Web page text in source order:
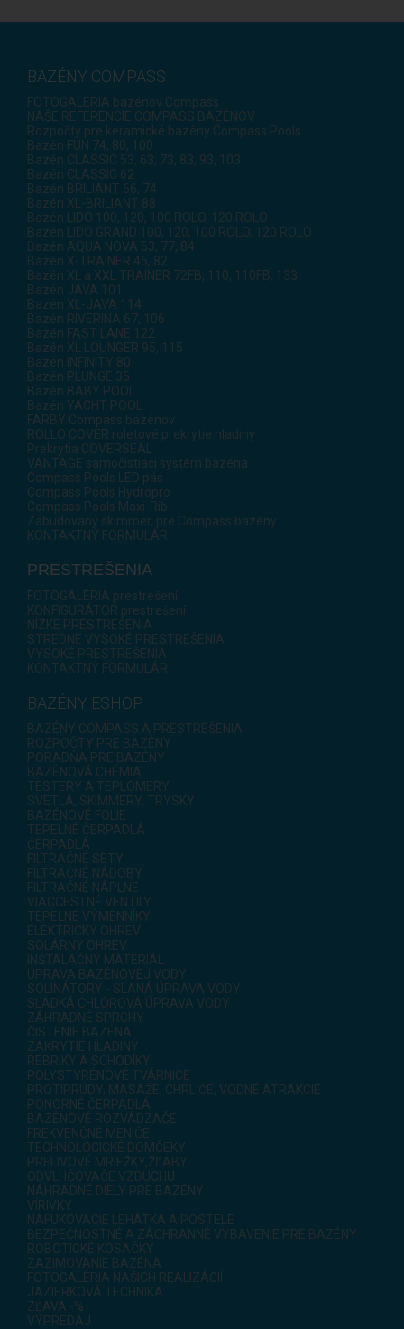
BAZÉNY COMPASS
FOTOGALÉRIA bazénov Compass
NAŠE REFERENCIE COMPASS BAZÉNOV
Rozpočty pre keramické bazény Compass Pools
Bazén FUN 74, 80, 100
Bazén CLASSIC 53, 63, 73, 83, 93, 103
Bazén CLASSIC 62
Bazén BRILIANT 66, 74
Bazén XL-BRILIANT 88
Bazén LIDO 100, 120, 100 ROLO, 120 ROLO
Bazén LIDO GRAND 100, 120, 100 ROLO, 120 ROLO
Bazén AQUA NOVA 53, 77, 84
Bazén X-TRAINER 45, 82
Bazén XL a XXL TRAINER 72FB, 110, 110FB, 133
Bazén JAVA 101
Bazén XL-JAVA 114
Bazén RIVERINA 67, 106
Bazén FAST LANE 122
Bazén XL LOUNGER 95, 115
Bazén INFINITY 80
Bazén PLUNGE 35
Bazén BABY POOL
Bazén YACHT POOL
FARBY Compass bazénov
ROLLO COVER roletové prekrytie hladiny
Prekrytia COVERSEAL
VANTAGE samočistiaci systém bazéna
Compass Pools LED pás
Compass Pools Hydropro
Compass Pools Maxi-Rib
Zabudovaný skimmer, pre Compass bazény
KONTAKTNÝ FORMULÁR
PRESTREŠENIA
FOTOGALÉRIA prestrešení
KONFIGURÁTOR prestrešení
NÍZKE PRESTREŠENIA
STREDNE VYSOKÉ PRESTREŠENIA
VYSOKÉ PRESTREŠENIA
KONTAKTNÝ FORMULÁR
BAZÉNY ESHOP
BAZÉNY COMPASS A PRESTREŠENIA
ROZPOČTY PRE BAZÉNY
PORADŇA PRE BAZÉNY
BAZÉNOVÁ CHÉMIA
TESTERY A TEPLOMERY
SVETLÁ, SKIMMERY, TRYSKY
BAZÉNOVÉ FÓLIE
TEPELNÉ ČERPADLÁ
ČERPADLÁ
FILTRAČNÉ SETY
FILTRAČNÉ NÁDOBY
FILTRAČNÉ NÁPLNE
VIACCESTNÉ VENTILY
TEPELNÉ VÝMENNÍKY
ELEKTRICKÝ OHREV
SOLÁRNY OHREV
INŠTALAČNÝ MATERIÁL
ÚPRAVA BAZÉNOVEJ VODY
SOLINÁTORY - SLANÁ ÚPRAVA VODY
SLADKÁ CHLÓROVÁ ÚPRAVA VODY
ZÁHRADNÉ SPRCHY
ČISTENIE BAZÉNA
ZAKRYTIE HLADINY
REBRÍKY A SCHODÍKY
POLYSTYRÉNOVÉ TVÁRNICE
PROTIPRÚDY, MASÁŽE, CHRLIČE, VODNÉ ATRAKCIE
PONORNÉ ČERPADLÁ
BAZÉNOVÉ ROZVÁDZAČE
FREKVENČNÉ MENIČE
TECHNOLOGICKÉ DOMČEKY
PRELIVOVÉ MRIEŽKY,ŽĽABY
ODVLHČOVAČE VZDUCHU
NÁHRADNÉ DIELY PRE BAZÉNY
VÍRIVKY
NAFUKOVACIE LEHÁTKA A POSTELE
BEZPEČNOSTNÉ A ZÁCHRANNÉ VYBAVENIE PRE BAZÉNY
ROBOTICKÉ KOSAČKY
ZAZIMOVANIE BAZÉNA
FOTOGALÉRIA NAŠICH REALIZÁCIÍ
JAZIERKOVÁ TECHNIKA
ZĽAVA -%
VÝPREDAJ